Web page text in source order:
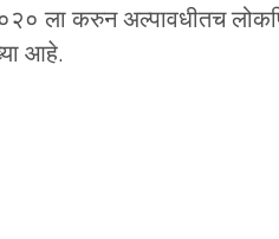
ला करुन अल्पावधीतच
आहे.